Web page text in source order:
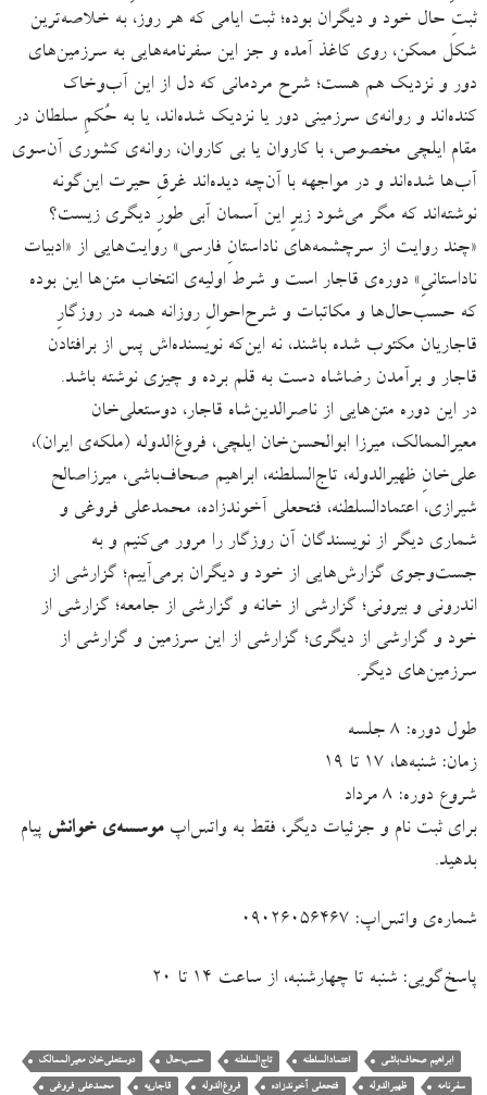
ثبتِ حال خود و دیگران بوده؛ ثبت ایامی که هر روز، به خلاصه‌ترین
شکل ممکن، روی کاغذ آمده و جز این سفرنامه‌هایی به سرزمین‌های
دور و نزدیک هم هست؛ شرح مردمانی که دل از این آب‌وخاک
کنده‌اند و روانه‌ی سرزمینی دور یا نزدیک شده‌اند، یا به حُکمِ سلطان در
مقام ایلچی مخصوص، با کاروان یا بی کاروان، روانه‌ی کشوری آن‌سوی
آب‌ها شده‌اند و در مواجهه با آن‌چه دیده‌اند غرقِ حیرت این‌گونه
نوشته‌اند که مگر می‌شود زیرِ این آسمان آبی طورِ دیگری زیست؟
«چند روایت از سرچشمه‌های ناداستانِ فارسی» روایت‌هایی از «ادبیات
ناداستانیِ» دوره‌ی قاجار است و شرط اولیه‌ی انتخاب متن‌ها این بوده
که حسب‌حال‌ها و مکاتبات و شرح‌احوالِ روزانه همه در روزگارِ
قاجاریان مکتوب شده باشند، نه این‌که نویسنده‌اش پس از برافتادن
قاجار و برآمدن رضاشاه دست به قلم برده و چیزی نوشته باشد.
در این دوره متن‌هایی از ناصرالدین‌شاه قاجار، دوستعلی‌خان
معیرالممالک، میرزا ابوالحسن‌خان ایلچی، فروغ‌الدوله (ملکه‌ی ایران)،
علی‌خانِ ظهیرالدوله، تاج‌السلطنه، ابراهیم صحاف‌باشی، میرزاصالح
شیرازی، اعتمادالسلطنه، فتحعلی آخوندزاده، محمدعلی فروغی و
شماری دیگر از نویسندگان آن روزگار را مرور می‌کنیم و به
جست‌وجوی گزارش‌هایی از خود و دیگران برمی‌آییم؛ گزارشی از
اندرونی‌ و بیرونی؛ گزارشی از خانه و گزارشی از جامعه؛ گزارشی از
خود و گزارشی از دیگری؛ گزارشی از این سرزمین و گزارشی از
سرزمین‌های دیگر.
طول دوره: ۸ جلسه
زمان: شنبه‌ها، ۱۷ تا ۱۹
شروع دوره: ۸ مرداد
برای ثبت نام و جزئیات دیگر، فقط به واتس‌اپموسسه‌ی خوانش پیام
بدهید.
شماره‌ی واتس‌اپ: ۰۹۰۲۶۰۵۶۴۶۷
پاسخ‌گویی: شنبه تا چهارشنبه، از ساعت ۱۴ تا ۲۰
ابراهیم صحاف‌باشی اعتمادالسلطنه تاج‌السلطنه حسب‌حال دوستعلی‌خان معیرالممالک
سفرنامه ظهیرالدوله فتحعلی آخوندزاده فروغ‌الدوله قاجاریه محمدعلی فروغی